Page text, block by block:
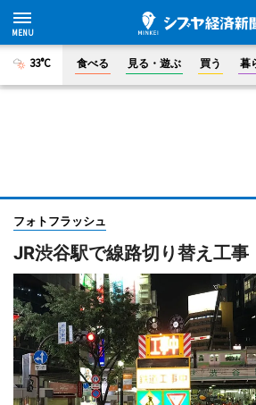
33°C 食べる 見る・遊ぶ 買う 暮
フォトフラッシュ
JR渋谷駅で線路切り替え工事